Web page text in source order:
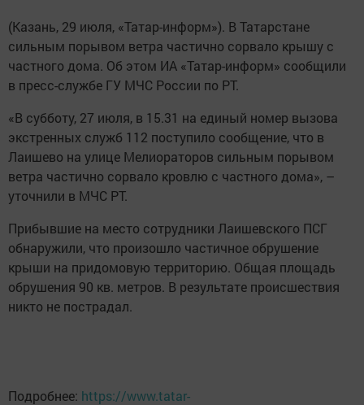
(Казань, 29 июля, «Татар-информ»). В Татарстане
сильным порывом ветра частично сорвало крышу с
частного дома. Об этом ИА «Татар-информ» сообщили
в пресс-службе ГУ МЧС России по РТ.
«В субботу, 27 июля, в 15.31 на единый номер вызова
экстренных служб 112 поступило сообщение, что в
Лаишево на улице Мелиораторов сильным порывом
ветра частично сорвало кровлю с частного дома», –
уточнили в МЧС РТ.
Прибывшие на место сотрудники Лаишевского ПСГ
обнаружили, что произошло частичное обрушение
крыши на придомовую территорию. Общая площадь
обрушения 90 кв. метров. В результате происшествия
никто не пострадал.
Подробнее: https://www.tatar-